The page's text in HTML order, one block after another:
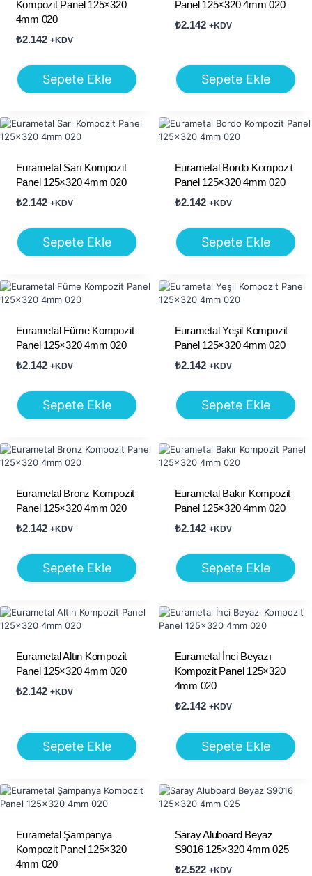
Kompozit Panel 125×320
4mm 020
₺2.142 +KDV
Sepete Ekle
Panel 125×320 4mm 020
₺2.142 +KDV
Sepete Ekle
Eurametal Sarı Kompozit
Panel 125×320 4mm 020
₺2.142 +KDV
Sepete Ekle
Eurametal Bordo Kompozit
Panel 125×320 4mm 020
₺2.142 +KDV
Sepete Ekle
Eurametal Füme Kompozit
Panel 125×320 4mm 020
₺2.142 +KDV
Sepete Ekle
Eurametal Yeşil Kompozit
Panel 125×320 4mm 020
₺2.142 +KDV
Sepete Ekle
Eurametal Bronz Kompozit
Panel 125×320 4mm 020
₺2.142 +KDV
Sepete Ekle
Eurametal Bakır Kompozit
Panel 125×320 4mm 020
₺2.142 +KDV
Sepete Ekle
Eurametal Altın Kompozit
Panel 125×320 4mm 020
₺2.142 +KDV
Sepete Ekle
Eurametal İnci Beyazı
Kompozit Panel 125×320
4mm 020
₺2.142 +KDV
Sepete Ekle
Eurametal Şampanya
Kompozit Panel 125×320
4mm 020
Saray Aluboard Beyaz
S9016 125×320 4mm 025
₺2.522 +KDV